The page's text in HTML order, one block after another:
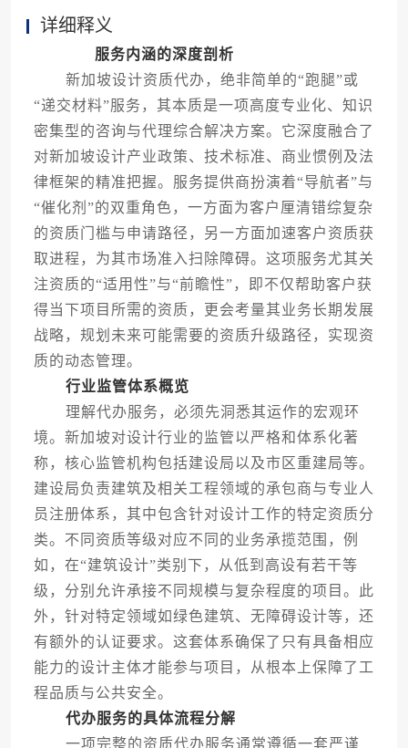
详细释义
服务内涵的深度剖析
新加坡设计资质代办，绝非简单的“跑腿”或
“递交材料”服务，其本质是一项高度专业化、知识
密集型的咨询与代理综合解决方案。它深度融合了
对新加坡设计产业政策、技术标准、商业惯例及法
律框架的精准把握。服务提供商扮演着“导航者”与
“催化剂”的双重角色，一方面为客户厘清错综复杂
的资质门槛与申请路径，另一方面加速客户资质获
取进程，为其市场准入扫除障碍。这项服务尤其关
注资质的“适用性”与“前瞻性”，即不仅帮助客户获
得当下项目所需的资质，更会考量其业务长期发展
战略，规划未来可能需要的资质升级路径，实现资
质的动态管理。
行业监管体系概览
理解代办服务，必须先洞悉其运作的宏观环
境。新加坡对设计行业的监管以严格和体系化著
称，核心监管机构包括建设局以及市区重建局等。
建设局负责建筑及相关工程领域的承包商与专业人
员注册体系，其中包含针对设计工作的特定资质分
类。不同资质等级对应不同的业务承揽范围，例
如，在“建筑设计”类别下，从低到高设有若干等
级，分别允许承接不同规模与复杂程度的项目。此
外，针对特定领域如绿色建筑、无障碍设计等，还
有额外的认证要求。这套体系确保了只有具备相应
能力的设计主体才能参与项目，从根本上保障了工
程品质与公共安全。
代办服务的具体流程分解
一项完整的资质代办服务通常遵循一套严谨